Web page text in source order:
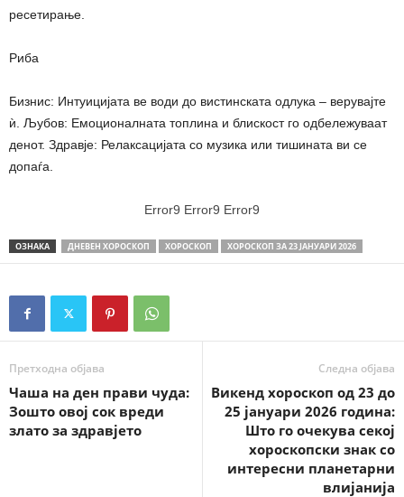
ресетирање.
Риба
Бизнис: Интуицијата ве води до вистинската одлука – верувајте
ѝ. Љубов: Емоционалната топлина и блискост го одбележуваат
денот. Здравје: Релаксацијата со музика или тишината ви се
допаѓа.
Error9 Error9 Error9
ОЗНАКА ДНЕВЕН ХОРОСКОП ХОРОСКОП ХОРОСКОП ЗА 23 ЈАНУАРИ 2026
Претходна објава
Чаша на ден прави чуда:
Зошто овој сок вреди
злато за здравјето
Следна објава
Викенд хороскоп од 23 до
25 јануари 2026 година:
Што го очекува секој
хороскопски знак со
интересни планетарни
влијанија